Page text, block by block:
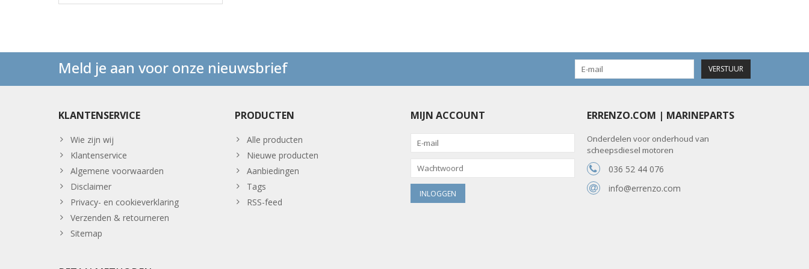
Meld je aan voor onze nieuwsbrief VERSTUUR
KLANTENSERVICE
Wie zijn wij
Klantenservice
Algemene voorwaarden
Disclaimer
Privacy- en cookieverklaring
Verzenden & retourneren
Sitemap
PRODUCTEN
Alle producten
Nieuwe producten
Aanbiedingen
Tags
RSS-feed
MIJN ACCOUNT ERRENZO.COM | MARINEPARTS
Onderdelen voor onderhoud van
scheepsdiesel motoren
036 52 44 076
info@errenzo.com